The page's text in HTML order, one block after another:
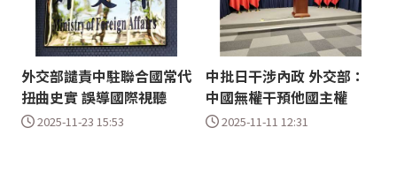
外交部譴責中駐聯合國常代
扭曲史實 誤導國際視聽
2025-11-23 15:53
中批日干涉內政 外交部：
中國無權干預他國主權
2025-11-11 12:31